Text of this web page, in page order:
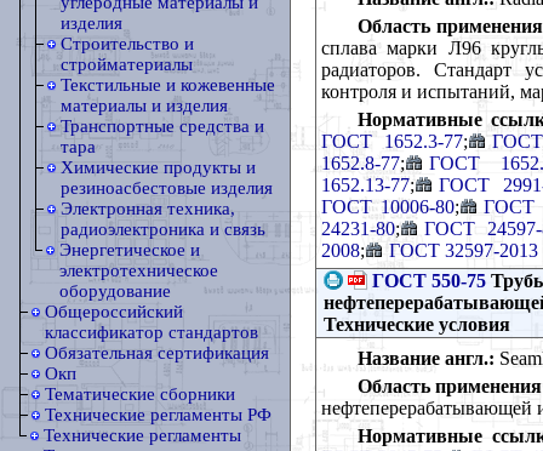
изделия
Строительство и
стройматериалы
Текстильные и кожевенные
материалы и изделия
Транспортные средства и
тара
Химические продукты и
резиноасбестовые изделия
Электронная техника,
радиоэлектроника и связь
Энергетическое и
электротехническое
оборудование
Общероссийский
классификатор стандартов
Обязательная сертификация
Окп
Тематические сборники
Технические регламенты РФ
Технические регламенты
Область
сплава марки Л96
радиаторов. Стандарт
контроля и испытаний,
Нормативные
ГОСТ 1652.3-77;
ГОСТ
1652.8-77;
ГОСТ
1652.13-77;
ГОСТ
ГОСТ 10006-80;
ГОСТ
24231-80;
ГОСТ 24597-
2008;
ГОСТ 32597-2013
ГОСТ 550-75
Технические условия
Название англ.:
Область
нефтеперерабатывающей
Нормативные